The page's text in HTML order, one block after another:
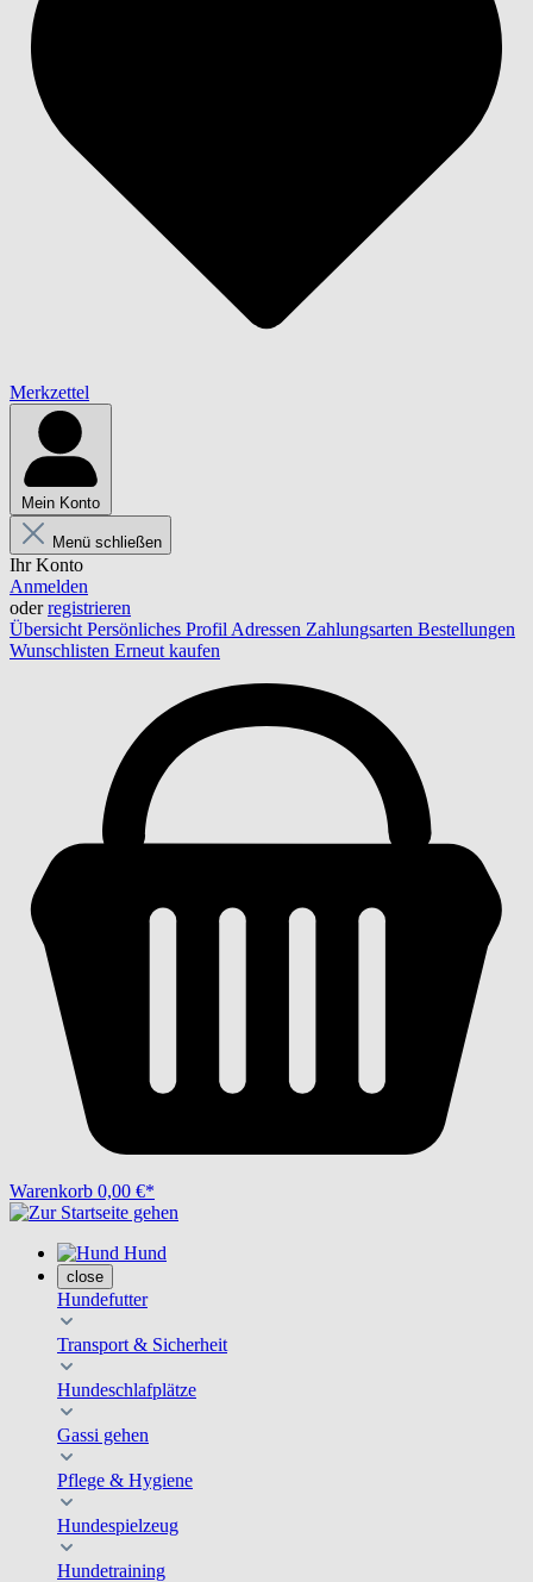
Merkzettel
Mein Konto
Menü schließen
Ihr Konto
Anmelden
oderregistrieren
Übersicht Persönliches Profil Adressen Zahlungsarten Bestellungen
Wunschlisten Erneut kaufen
Warenkorb 0,00 €*
Hund
close
Hundefutter
Transport & Sicherheit
Hundeschlafplätze
Gassi gehen
Pflege & Hygiene
Hundespielzeug
Hundetraining